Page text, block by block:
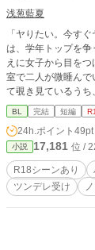
浅葱藍夏
「ヤりたい。今す
は、学年トップを
えに女子から目を
室で二人が微睡ん
て覗き見ているう
まった。 それ以来
る実咲。 周囲の嫉
─。 強引な執着イケ
BL 完結 短編
24h.ポイント 49pt
小説 17,181 位 /
R18シーンあり
ツンデレ受け